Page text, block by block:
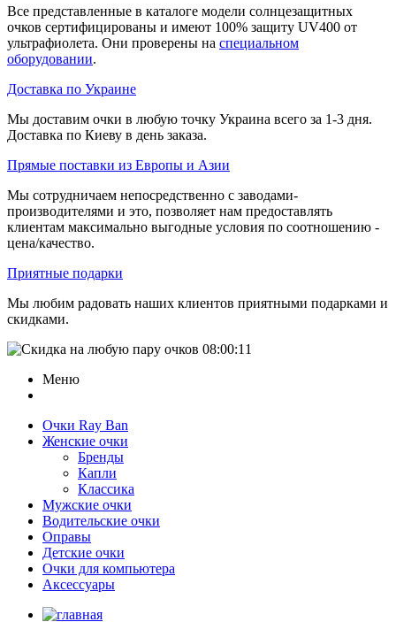
Все представленные в каталоге модели солнцезащитных
очков сертифицированы и имеют 100% защиту UV400 от
ультрафиолета. Они проверены на специальном
оборудовании.
Доставка по Украине
Мы доставим очки в любую точку Украина всего за 1-3 дня.
Доставка по Киеву в день заказа.
Прямые поставки из Европы и Азии
Мы сотрудничаем непосредственно с заводами-
производителями и это, позволяет нам предоставлять
клиентам максимально выгодные условия по соотношению -
цена/качество.
Приятные подарки
Мы любим радовать наших клиентов приятными подарками и
скидками.
08:00:11
Меню
Очки Ray Ban
Женские очки
Бренды
Капли
Классика
Мужские очки
Водительские очки
Оправы
Детские очки
Очки для компьютера
Аксессуары